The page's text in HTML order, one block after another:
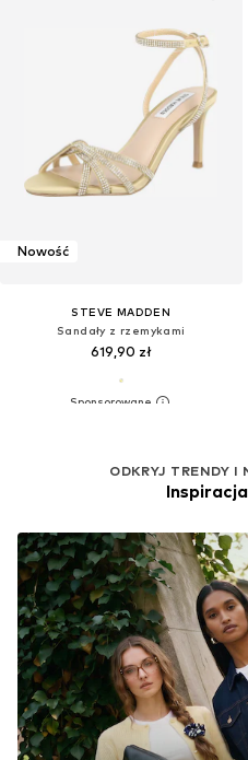
Nowość
STEVE MADDEN
Sandały z rzemykami
619,90 zł
ODKRYJ TRENDY I